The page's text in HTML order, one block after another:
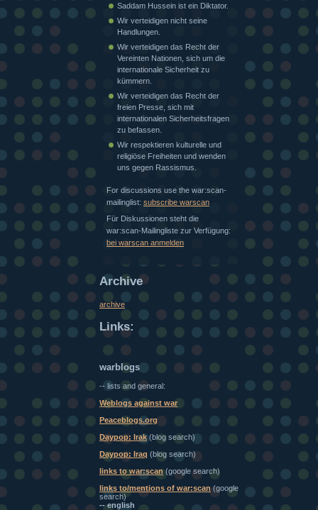
Saddam Hussein ist ein Diktator.
Wir verteidigen nicht seine
Handlungen.
Wir verteidigen das Recht der
Vereinten Nationen, sich um die
internationale Sicherheit zu
kümmern.
Wir verteidigen das Recht der
freien Presse, sich mit
internationalen Sicherheitsfragen
zu befassen.
Wir respektieren kulturelle und
religiöse Freiheiten und wenden
uns gegen Rassismus.
For discussions use the war:scan-
mailinglist: subscribe warscan
Für Diskussionen steht die
war:scan-Mailingliste zur Verfügung:
bei warscan anmelden
Archive
archive
Links:
warblogs
-- lists and general:
Weblogs against war
Peaceblogs.org
Daypop: Irak (blog search)
Daypop: Iraq (blog search)
links to war:scan (google search)
links to/mentions of war:scan(google
search)
-- english